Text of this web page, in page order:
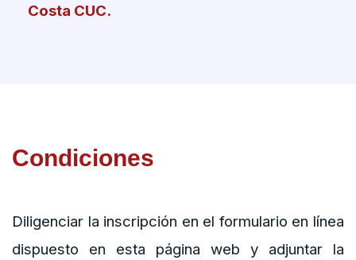
Costa CUC.
Condiciones
Diligenciar la inscripción en el formulario en línea
dispuesto en esta página web y adjuntar la